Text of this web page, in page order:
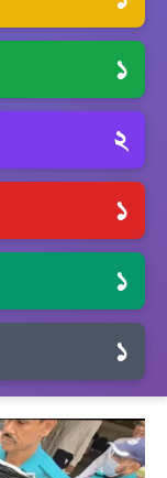
১
২
১
১
১